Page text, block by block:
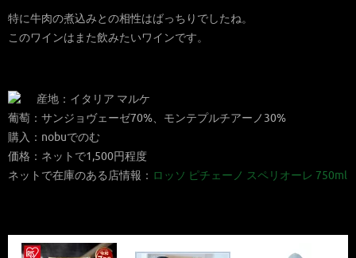
特に牛肉の煮込みとの相性はばっちりでしたね。
このワインはまた飲みたいワインです。
産地：イタリア マルケ
葡萄：サンジョヴェーゼ70%、モンテプルチアーノ30%
購入：nobuでのむ
価格：ネットで1,500円程度
ネットで在庫のある店情報： ロッソ ピチェーノ スペリオーレ 750ml